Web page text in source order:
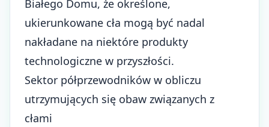
Białego Domu, że określone,
ukierunkowane cła mogą być nadal
nakładane na niektóre produkty
technologiczne w przyszłości.
Sektor półprzewodników w obliczu
utrzymujących się obaw związanych z
cłami